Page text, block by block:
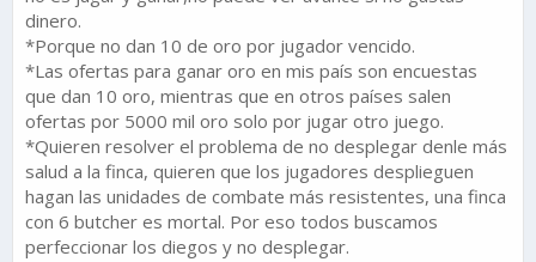
dinero.
*Porque no dan 10 de oro por jugador vencido.
*Las ofertas para ganar oro en mis país son encuestas
que dan 10 oro, mientras que en otros países salen
ofertas por 5000 mil oro solo por jugar otro juego.
*Quieren resolver el problema de no desplegar denle más
salud a la finca, quieren que los jugadores desplieguen
hagan las unidades de combate más resistentes, una finca
con 6 butcher es mortal. Por eso todos buscamos
perfeccionar los diegos y no desplegar.